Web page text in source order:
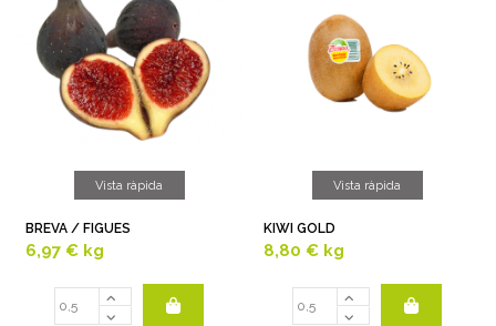
Vista ràpida
BREVA / FIGUES
6,97 € kg
Vista ràpida
KIWI GOLD
8,80 € kg